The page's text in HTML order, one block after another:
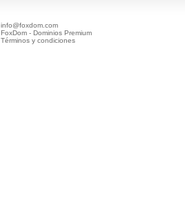
info@foxdom.com
FoxDom - Dominios Premium
Términos y condiciones